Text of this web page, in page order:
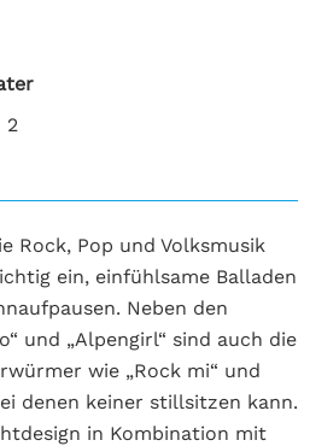
2
Rock, Pop und Volksmusik
ein, einfühlsame Balladen
Neben den
und „Alpengirl“ sind auch die
wie „Rock mi“ und
denen keiner stillsitzen kann.
in Kombination mit